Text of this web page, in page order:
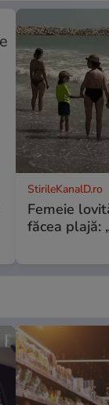
StirileKanalD.ro
Femeie
făcea plajă: